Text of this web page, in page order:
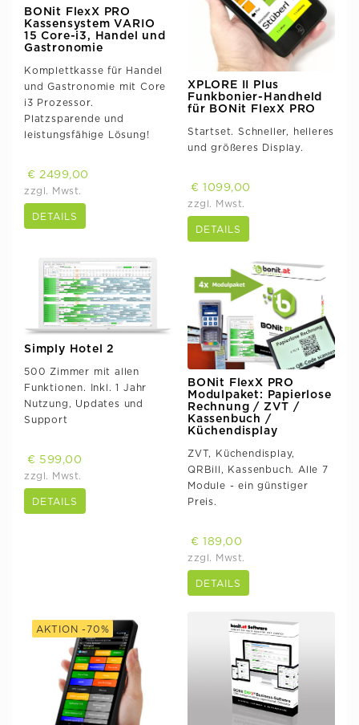
BONit FlexX PRO
Kassensystem VARIO
15 Core-i3, Handel und
Gastronomie
Komplettkasse für Handel
und Gastronomie mit Core
i3 Prozessor.
Platzsparende und
leistungsfähige Lösung!
€ 2499,00
zzgl. Mwst.
DETAILS
XPLORE II Plus
Funkbonier-Handheld
für BONit FlexX PRO
Startset. Schneller, helleres
und größeres Display.
€ 1099,00
zzgl. Mwst.
DETAILS
Simply Hotel 2
500 Zimmer mit allen
Funktionen. Inkl. 1 Jahr
Nutzung, Updates und
Support
€ 599,00
zzgl. Mwst.
DETAILS
BONit FlexX PRO
Modulpaket: Papierlose
Rechnung / ZVT /
Kassenbuch /
Küchendisplay
ZVT, Küchendisplay,
QRBill, Kassenbuch. Alle 7
Module - ein günstiger
Preis.
€ 189,00
zzgl. Mwst.
DETAILS
AKTION -70%